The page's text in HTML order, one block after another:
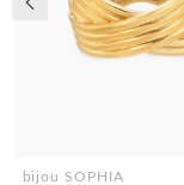
bijou SOPHIA